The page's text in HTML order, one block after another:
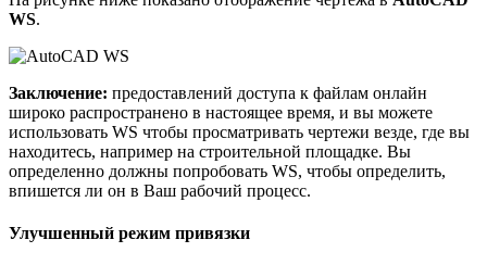
WS.
Заключение: предоставлений доступа к файлам онлайн
широко распространено в настоящее время, и вы можете
использовать WS чтобы просматривать чертежи везде, где вы
находитесь, например на строительной площадке. Вы
определенно должны попробовать WS, чтобы определить,
впишется ли он в Ваш рабочий процесс.
Улучшенный режим привязки